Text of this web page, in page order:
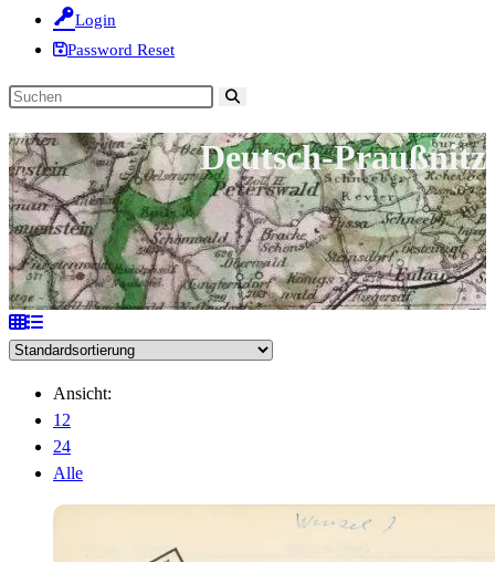
Login
Password Reset
Diese
durchsuchen
Deutsch-Praußnitz
Ansicht:
12
24
Alle